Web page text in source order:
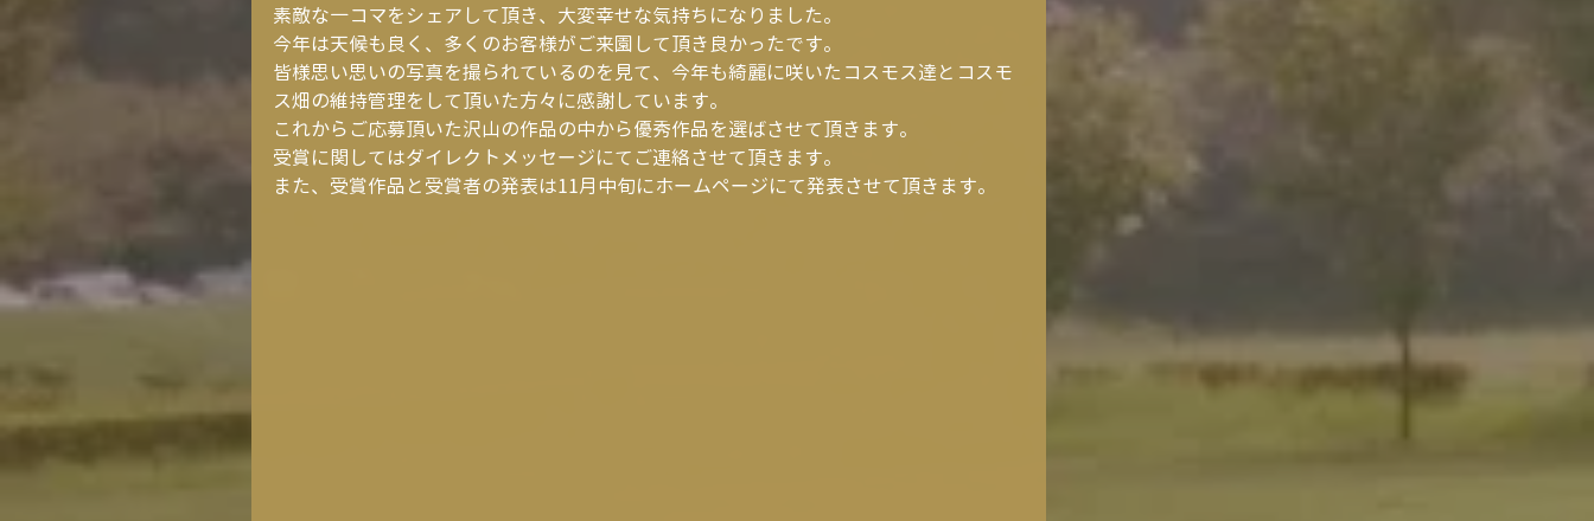
素敵な一コマをシェアして頂き、大変幸せな気持ちになりました。
今年は天候も良く、多くのお客様がご来園して頂き良かったです。
皆様思い思いの写真を撮られているのを見て、今年も綺麗に咲いたコスモス達とコスモ
ス畑の維持管理をして頂いた方々に感謝しています。
これからご応募頂いた沢山の作品の中から優秀作品を選ばさせて頂きます。
受賞に関してはダイレクトメッセージにてご連絡させて頂きます。
また、受賞作品と受賞者の発表は11月中旬にホームページにて発表させて頂きます。